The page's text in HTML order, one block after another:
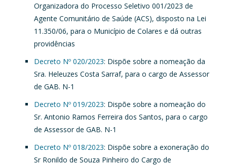
Organizadora do Processo Seletivo 001/2023 de
Agente Comunitário de Saúde (ACS), disposto na Lei
11.350/06, para o Município de Colares e dá outras
providências
Decreto Nº 020/2023: Dispõe sobre a nomeação da
Sra. Heleuzes Costa Sarraf, para o cargo de Assessor
de GAB. N-1
Decreto Nº 019/2023: Dispõe sobre a nomeação do
Sr. Antonio Ramos Ferreira dos Santos, para o cargo
de Assessor de GAB. N-1
Decreto Nº 018/2023: Dispõe sobre a exoneração do
Sr Ronildo de Souza Pinheiro do Cargo de